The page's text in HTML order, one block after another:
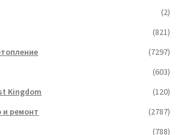
(2)
(821)
(7297)
(603)
Kingdom
(120)
и ремонт
(2787)
(788)